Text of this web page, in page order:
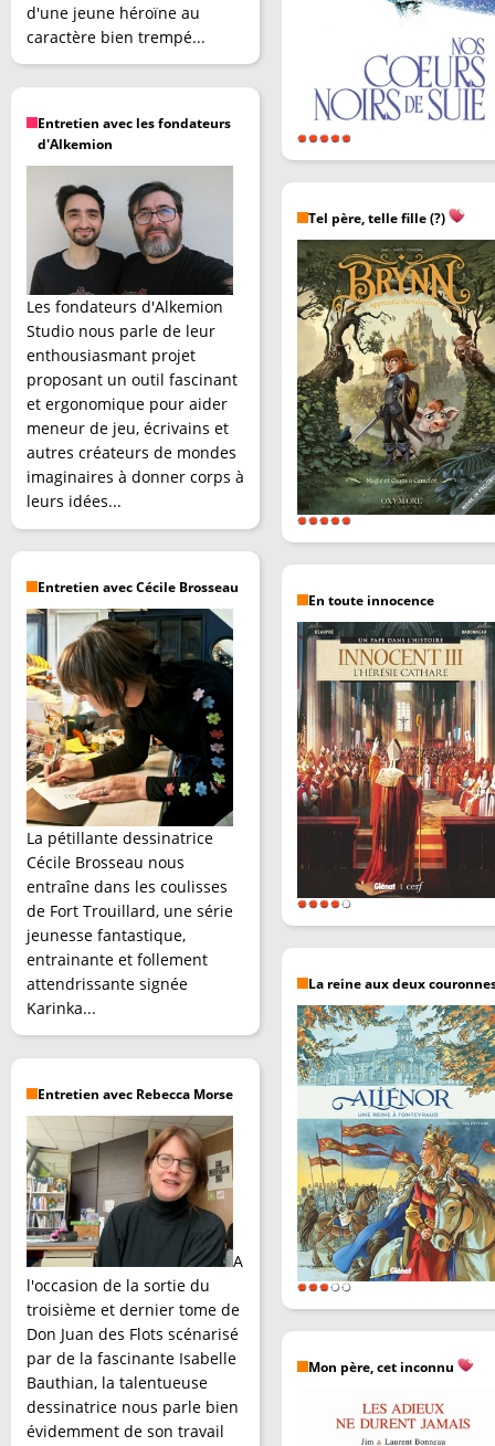
d'une jeune héroïne au
caractère bien trempé...
Entretien avec les fondateurs
d'Alkemion
Les fondateurs d'Alkemion
Studio nous parle de leur
enthousiasmant projet
proposant un outil fascinant
et ergonomique pour aider
meneur de jeu, écrivains et
autres créateurs de mondes
imaginaires à donner corps à
leurs idées...
Entretien avec Cécile Brosseau
La pétillante dessinatrice
Cécile Brosseau nous
entraîne dans les coulisses
de Fort Trouillard, une série
jeunesse fantastique,
entrainante et follement
attendrissante signée
Karinka...
Entretien avec Rebecca Morse
A
l'occasion de la sortie du
troisième et dernier tome de
Don Juan des Flots scénarisé
par de la fascinante Isabelle
Bauthian, la talentueuse
dessinatrice nous parle bien
évidemment de son travail
Tel père, telle fille (?)
En toute innocence
La reine aux deux
Mon père, cet inconnu